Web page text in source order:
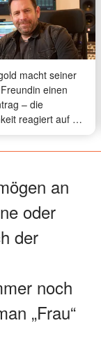
macht seiner
einen
– die
reagiert auf die
in Paris
an
oder
der
noch
„Frau“